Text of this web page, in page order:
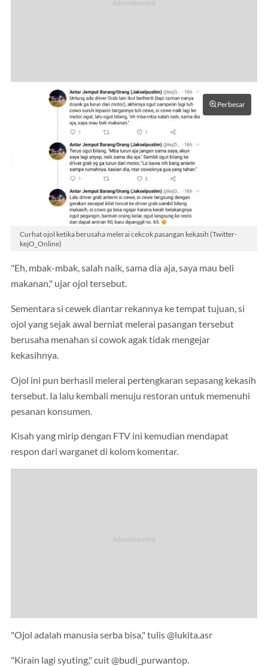
Perbesar
Curhat ojol ketika berusaha melerai cekcok pasangan kekasih (Twitter-
kejO_Online)
"Eh, mbak-mbak, salah naik, sama dia aja, saya mau beli
makanan," ujar ojol tersebut.
Sementara si cewek diantar rekannya ke tempat tujuan, si
ojol yang sejak awal berniat melerai pasangan tersebut
berusaha menahan si cowok agak tidak mengejar
kekasihnya.
Ojol ini pun berhasil melerai pertengkaran sepasang kekasih
tersebut. Ia lalu kembali menuju restoran untuk memenuhi
pesanan konsumen.
Kisah yang mirip dengan FTV ini kemudian mendapat
respon dari warganet di kolom komentar.
"Ojol adalah manusia serba bisa," tulis @lukita.asr
"Kirain lagi syuting," cuit @budi_purwantop.